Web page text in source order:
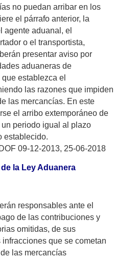
no puedan arribar en los
el párrafo anterior, la
agente aduanal, el
o el transportista,
presentar aviso por
aduaneras de
establezca el
las razones que impiden
las mercancías. En este
el arribo extemporáneo de
un periodo igual al plazo
establecido.
09-12-2013, 25-06-2018
de la Ley Aduanera
responsables ante el
de las contribuciones y
omitidas, de sus
que se cometan
las mercancías